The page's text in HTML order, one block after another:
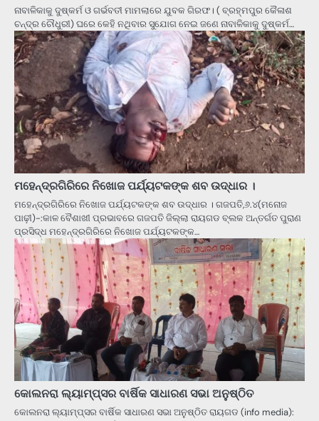
ନାବାଳିକାକୁ ଦୁଷ୍କର୍ମ ଓ ଗର୍ଭବତୀ ମାମଲାରେ ଯୁବକ ଗିରଫ। ( ବ୍ରହ୍ମପୁର କୈଳାଶ
ଚନ୍ଦ୍ର ଚୌଧୁରୀ) ଘରେ କେହି ନଥିବାର ସୁଯୋଗ ନେଇ ଜଣେ ନାବାଳିକାକୁ ଦୁଷ୍କର୍ମ…
ମହେନ୍ଦ୍ରଗିରିରେ ନିଖୋଜ ପର୍ଯ୍ୟଟକଙ୍କ ଶବ ଉଦ୍ଧାର ।
ମହେନ୍ଦ୍ରଗିରିରେ ନିଖୋଜ ପର୍ଯ୍ୟଟକଙ୍କ ଶବ ଉଦ୍ଧାର । ଗଜପତି,୬.୪(ମନୋଜ
ପାଢ଼ୀ)-:କାଳ ବୈଶାଖୀ ପ୍ରଭାବରେ ଗଜପତି ଜିଲ୍ଲା ରାୟଗଡ ବ୍ଲକ ଅନ୍ତର୍ଗତ ପୁରାଣ
ପ୍ରସିଦ୍ଧ ମହେନ୍ଦ୍ରଗିରିରେ ନିଖୋଜ ପର୍ଯ୍ୟଟକଙ୍କ…
କୋଲନରା ଲ୍ୟାମ୍ପ୍ସର ବାର୍ଷିକ ସାଧାରଣ ସଭା ଅନୁଷ୍ଠିତ
କୋଲନରା ଲ୍ୟାମ୍ପ୍ସର ବାର୍ଷିକ ସାଧାରଣ ସଭା ଅନୁଷ୍ଠିତ ରାୟଗଡ (info media):